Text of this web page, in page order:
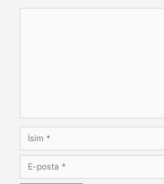
İsim
posta